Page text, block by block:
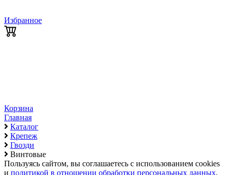
Избранное
Корзина
Главная
Каталог
Крепеж
Гвозди
Винтовые
Пользуясь сайтом, вы соглашаетесь с использованием cookies
и политикой в отношении обработки персональных данных.